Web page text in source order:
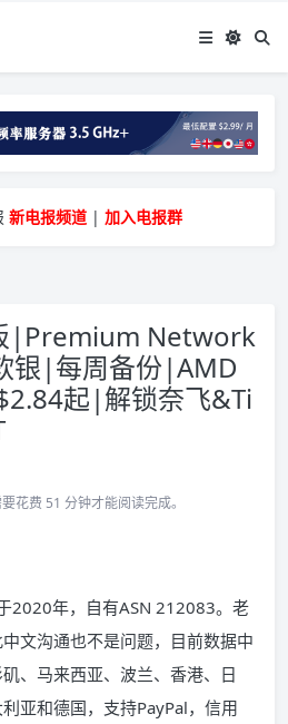
国等多地vps测评|移动直连|1Gbps带宽|年付€29
新电报频道 | 加入电报群
|Premium Network
银|每周备份|AMD
起|解锁奈飞&Ti
花费 51 分钟才能阅读完成。
2020年，自有ASN 212083。老
文沟通也不是问题，目前数据中
、马来西亚、波兰、香港、日
亚和德国，支持PayPal，信用